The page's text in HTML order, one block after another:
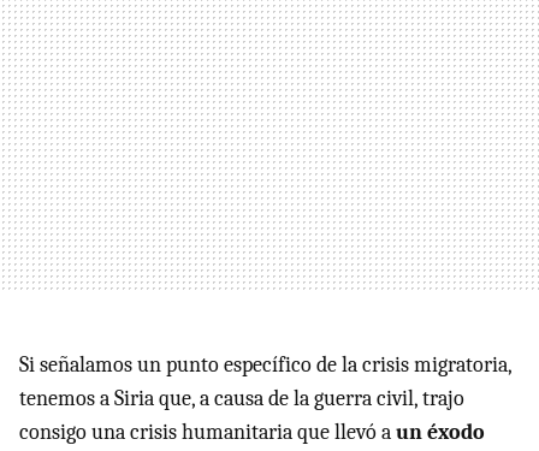
Si señalamos un punto específico de la crisis migratoria,
tenemos a Siria que, a causa de la guerra civil, trajo
consigo una crisis humanitaria que llevó aun éxodo